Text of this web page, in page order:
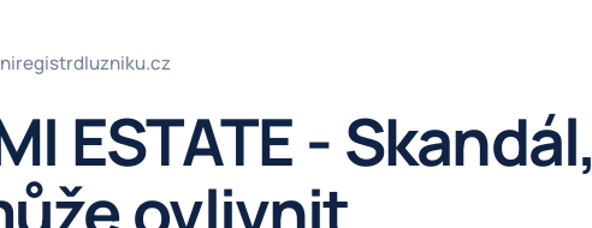
ESTATE - Skandál,